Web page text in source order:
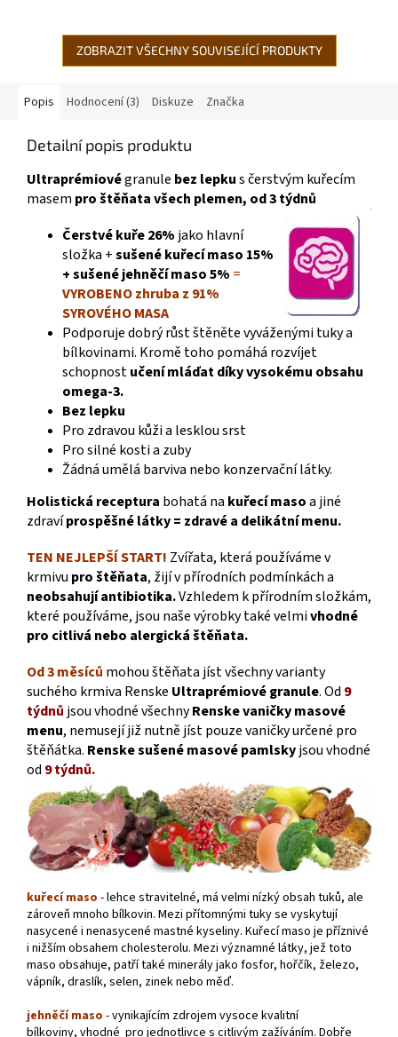
pro štěňata všech plemen,...
toto krmivo...
ZOBRAZIT VŠECHNY SOUVISEJÍCÍ PRODUKTY
Popis Hodnocení (3) Diskuze Značka
Detailní popis produktu
Ultraprémiovégranule bez lepkus čerstvým kuřecím
masem pro štěňata všech plemen, od 3 týdnů
Čerstvé kuře 26% jako hlavní
složka +sušené kuřecí maso 15%
+ sušené jehněčí maso 5% =
VYROBENO zhruba z 91%
SYROVÉHO MASA
Podporuje dobrý růst štěněte vyváženými tuky a
bílkovinami. Kromě toho pomáhá rozvíjet
schopnostučení mláďat díky vysokému obsahu
omega-3.
Bez lepku
Pro zdravou kůži a lesklou srst
Pro silné kosti a zuby
Žádná umělá barviva nebo konzervační látky.
Holistická receptura bohatá na kuřecí masoa jiné
zdravíprospěšné látky = zdravé a delikátní menu.
TEN NEJLEPŠÍ START! Zvířata, která používáme v
krmivu pro štěňata, žijí v přírodních podmínkách a
neobsahují antibiotika.Vzhledem k přírodním složkám,
které používáme, jsou naše výrobky také velmivhodné
pro citlivá nebo alergická štěňata.
Od 3 měsíců mohou štěňata jíst všechny varianty
suchého krmiva Renske Ultraprémiové granule. Od 9
týdnů jsou vhodné všechnyRenske vaničky masové
menu, nemusejí již nutně jíst pouze vaničky určené pro
štěňátka. Renske sušené masové pamlskyjsou vhodné
od 9 týdnů.
kuřecí maso - lehce stravitelné, má velmi nízký obsah tuků, ale
zároveň mnoho bílkovin. Mezi přítomnými tuky se vyskytují
nasycené i nenasycené mastné kyseliny. Kuřecí maso je příznivé
i nižším obsahem cholesterolu. Mezi významné látky, jež toto
maso obsahuje, patří také minerály jako fosfor, hořčík, železo,
vápník, draslík, selen, zinek nebo měď.
jehněčí maso - vynikajícím zdrojem vysoce kvalitní
bílkoviny, vhodné pro jednotlivce s citlivým zažíváním. Dobře